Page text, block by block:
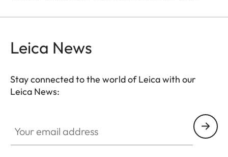
Leica News
Stay connected to the world of Leica with our
Leica News: